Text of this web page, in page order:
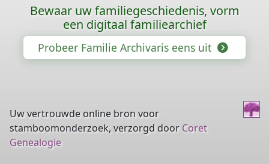
Bewaar uw familiegeschiedenis, vorm
een digitaal familiearchief
Probeer Familie Archivaris eens uit
Uw vertrouwde online bron voor
stamboomonderzoek, verzorgd door Coret
Genealogie